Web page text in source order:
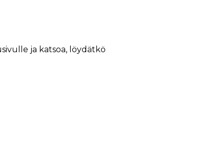
ja katsoa, löydätkö